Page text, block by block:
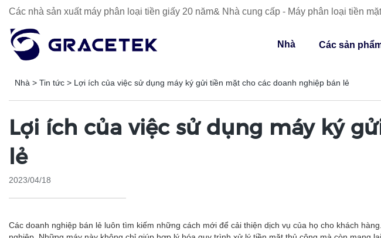
Các nhà sản xuất máy phân loại tiền giấy 20 năm& Nhà cung cấp - Máy phân loại tiền
Nhà Các sản
Nhà > Tin tức > Lợi ích của việc sử dụng máy ký gửi tiền mặt cho các doanh nghiệp bán lẻ
Lợi ích của việc sử dụng máy ký
lẻ
2023/04/18
Các doanh nghiệp bán lẻ luôn tìm kiếm những cách mới để cải thiện dịch vụ của họ cho khách